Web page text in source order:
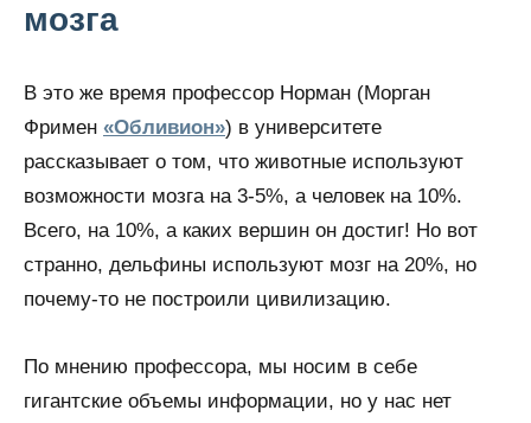
мозга
В это же время профессор Норман (Морган
Фримен «Обливион») в университете
рассказывает о том, что животные используют
возможности мозга на 3-5%, а человек на 10%.
Всего, на 10%, а каких вершин он достиг! Но вот
странно, дельфины используют мозг на 20%, но
почему-то не построили цивилизацию.
По мнению профессора, мы носим в себе
гигантские объемы информации, но у нас нет